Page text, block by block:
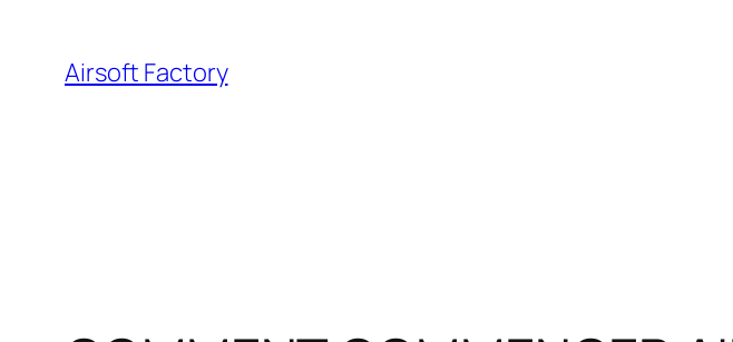
contenu
Airsoft Factory